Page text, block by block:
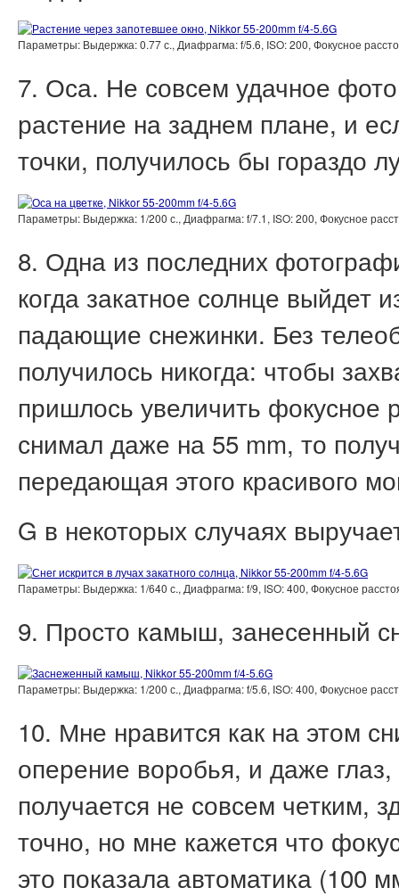
Параметры: Выдержка: 0.77 с., Диафрагма: f/5.6, ISO: 200, Фокусное
7. Оса. Не совсем удачное
растение на заднем плане, и
точки, получилось бы гораздо
Параметры: Выдержка: 1/200 с., Диафрагма: f/7.1, ISO: 200, Фокусное
8. Одна из последних
когда закатное солнце выйдет
падающие снежинки. Без
получилось никогда: чтобы
пришлось увеличить фокусное
снимал даже на 55 mm, то
передающая этого красивого
G в некоторых случаях
Параметры: Выдержка: 1/640 с., Диафрагма: f/9, ISO: 400, Фокусное
9. Просто камыш, занесенный
Параметры: Выдержка: 1/200 с., Диафрагма: f/5.6, ISO: 400, Фокусное
10. Мне нравится как на этом
оперение воробья, и даже
получается не совсем четким,
точно, но мне кажется что
это показала автоматика (100